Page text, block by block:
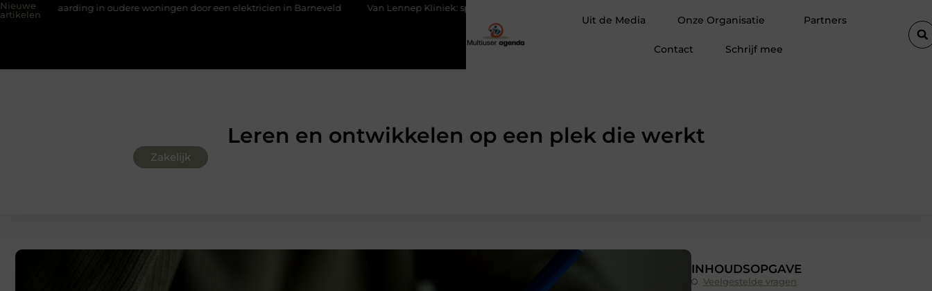
Nieuwe
artikelen
in oudere woningen door een elektricien in Barneveld Van Lennep Kliniek: specialist in huidverbetering en cosmetische behandelingen
Uit de Media Onze Organisatie Partners
Contact Schrijf mee
Leren en ontwikkelen op een plek die werkt
Zakelijk
INHOUDSOPGAVE
Veelgestelde vragen